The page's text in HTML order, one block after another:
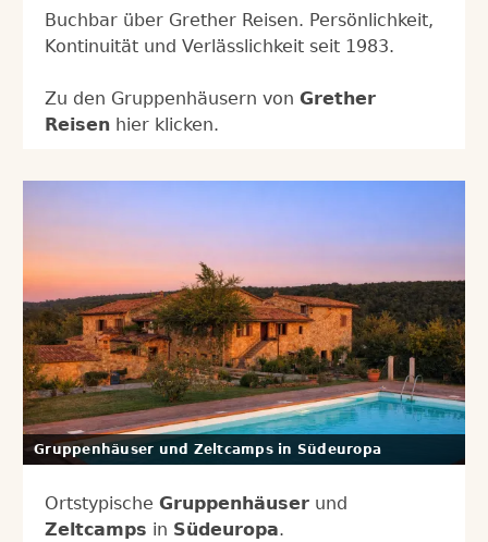
Buchbar über Grether Reisen. Persönlichkeit,
Kontinuität und Verlässlichkeit seit 1983.
Zu den Gruppenhäusern von Grether
Reisen hier klicken.
Gruppenhäuser und Zeltcamps in Südeuropa
Ortstypische Gruppenhäuser und
Zeltcamps in Südeuropa.